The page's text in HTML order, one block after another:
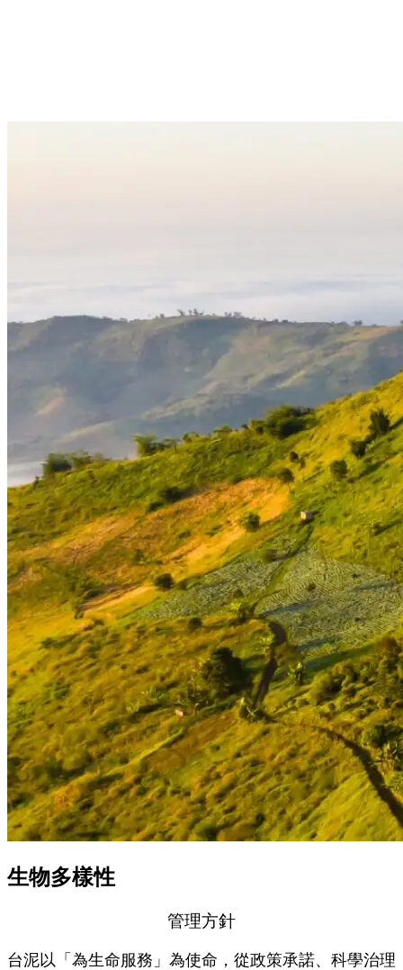
生物多樣性
管理方針
台泥以「為生命服務」為使命，從政策承諾、科學治理